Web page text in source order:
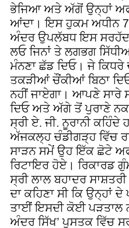
ਭੇਜਿਆ ਅਤੇ ਅੱਗੋਂ ਉਨ੍ਹਾਂ
ਆਂਦਾ। ਇਸ ਹੁਕਮ ਅਧੀਨ 7
ਅੰਦਰ ਉਪਲੱਬਧ ਇਸ ਸਰਹੱਦ
ਲਓ ਜਿਨਾਂ ਤੇ ਲਗਭਗ
ਮੰਨਣਾ ਛੱਡ ਦਿਓ। ਜੇ
ਤਕੜੀਆਂ ਚੌਂਕੀਆਂ ਬਿਠਾ
ਨਹੀਂ ਜਾਏਗਾ। ਆਪਣੇ ਸਾਰੇ
ਦਿਓ ਅਤੇ ਅੱਗੇ ਤੋਂ ਪੁਰਾਣੇ
ਸ੍ਰੀ ਏ. ਜੀ. ਨੂਰਾਨੀ
ਅੱਜਕਲ੍ਹ ਚੰਡੀਗੜ੍ਹ ਵਿੱਚ
ਸਾੜਨ ਸਮੇਂ ਉਹ ਇੱਕ ਛੋਟੇ
ਰਿਟਾਇਰ ਹੋਏ। ਰਿਕਾਰਡ
ਸ੍ਰੀ ਲਾਲ ਬਹਾਦਰ
ਦਾ ਕਹਿਣਾ ਸੀ ਕਿ
ਤਾਈਂ ਇਸਦੀ ਕੋਈ ਪੜਤਾਲ
ਅੰਦਰ ਸਿੱਖ’ ਪੁਸਤਕ ਵਿੱਚ